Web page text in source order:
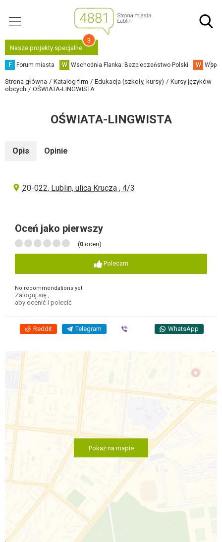
Nasze projekty specjalne
3
F Forum miasta W Wschodnia Flanka: Bezpieczeństwo Polski W
Strona główna Katalog firm Edukacja (szkoły, kursy)
Kursy języków
obcych
OŚWIATA-LINGWISTA
OŚWIATA-LINGWISTA
Opis Opinie
20-022, Lublin, ulica Krucza , 4/3
Oceń jako pierwszy
(0 ocen)
Polecam
No recommendations yet
Zaloguj się
aby ocenić i polecić
Reddit Telegram WhatsApp
Pokaż na mapie